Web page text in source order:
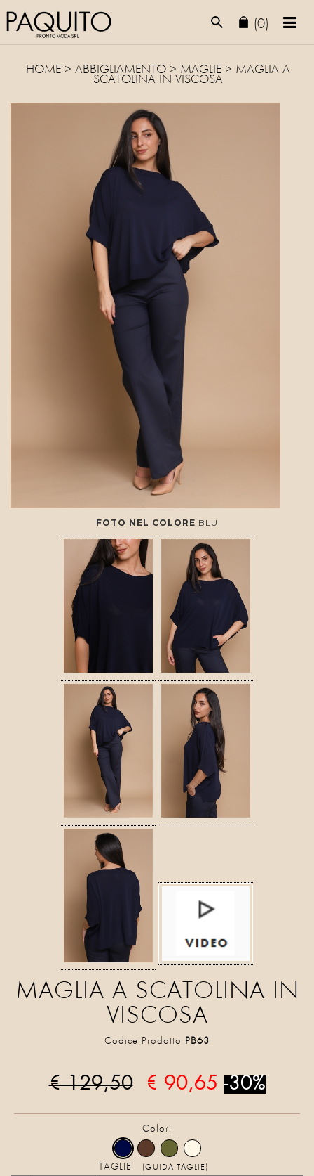
(0)
HOME > ABBIGLIAMENTO > MAGLIE > MAGLIA A
SCATOLINA IN VISCOSA
FOTO NEL COLORE BLU
MAGLIA A SCATOLINA IN
VISCOSA
Codice Prodotto PB63
€ 129,50 € 90,65 -30%
Colori
TAGLIE (GUIDA TAGLIE)